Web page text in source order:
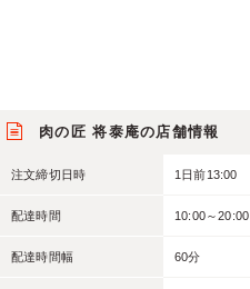
肉の匠 将泰庵の店舗情報
注文締切日時 1日前13:00
配達時間 10:00～20:00
配達時間幅 60分